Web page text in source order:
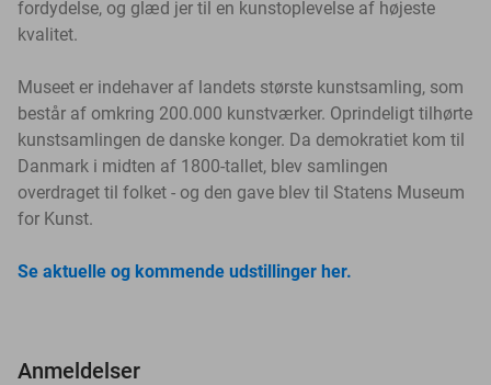
fordydelse, og glæd jer til en kunstoplevelse af højeste
kvalitet.
Museet er indehaver af landets største kunstsamling, som
består af omkring 200.000 kunstværker. Oprindeligt tilhørte
kunstsamlingen de danske konger. Da demokratiet kom til
Danmark i midten af 1800-tallet, blev samlingen
overdraget til folket - og den gave blev til Statens Museum
for Kunst.
Se aktuelle og kommende udstillinger her.
Anmeldelser